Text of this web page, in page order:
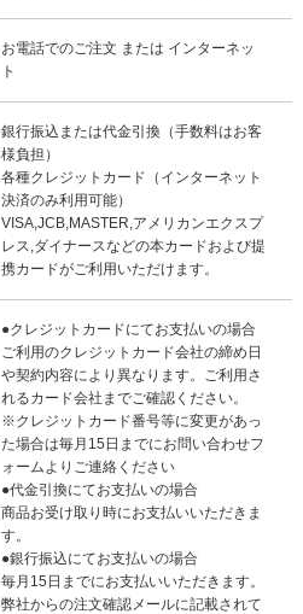
お電話でのご注文 または インターネッ
ト
銀行振込または代金引換（手数料はお客
様負担）
各種クレジットカード（インターネット
決済のみ利用可能）
VISA,JCB,MASTER,アメリカンエクスプ
レス,ダイナースなどの本カードおよび提
携カードがご利用いただけます。
●クレジットカードにてお支払いの場合
ご利用のクレジットカード会社の締め日
や契約内容により異なります。ご利用さ
れるカード会社までご確認ください。
※クレジットカード番号等に変更があっ
た場合は毎月15日までにお問い合わせフ
ォームよりご連絡ください
●代金引換にてお支払いの場合
商品お受け取り時にお支払いいただきま
す。
●銀行振込にてお支払いの場合
毎月15日までにお支払いいただきます。
弊社からの注文確認メールに記載されて